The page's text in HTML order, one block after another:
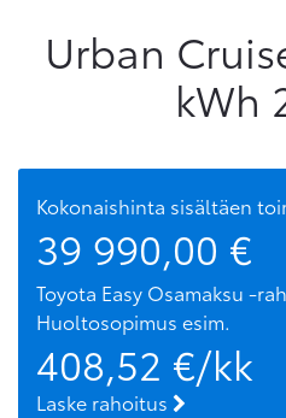
Urban
kWh
Kokonaishinta sisältäen
39 990,00 €
Toyota Easy Osamaksu -
Huoltosopimus esim.
408,52 €/kk
Laske rahoitus